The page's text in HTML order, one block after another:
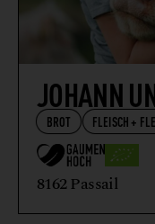
JOHANN
BROT FLEISCH +
8162 Passail